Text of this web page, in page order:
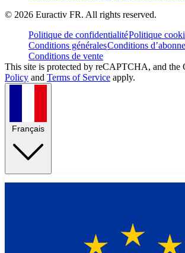
© 2026 Euractiv FR. All rights reserved.
Politique de confidentialitéPolitique
Conditions généralesConditions
Conditions de vente
This site is protected by reCAPTCHA, and the
Policy and Terms of Service apply.
Français